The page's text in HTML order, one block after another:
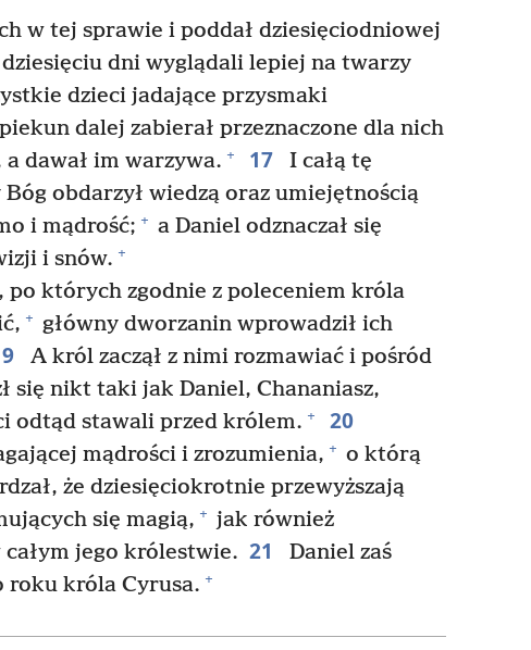
w tej sprawie i poddał dziesięciodniowej
dni wyglądali lepiej na twarzy
dzieci jadające przysmaki
dalej zabierał przeznaczone dla nich
dawał im warzywa. + 17
I całą tę
obdarzył wiedzą oraz umiejętnością
i mądrość; + a Daniel odznaczał się
i snów. +
po których zgodnie z poleceniem króla
+ główny dworzanin wprowadził ich
A król zaczął z nimi rozmawiać i pośród
się nikt taki jak Daniel, Chananiasz,
odtąd stawali przed królem. + 20
mądrości i zrozumienia, + o którą
że dziesięciokrotnie przewyższają
się magią, + jak również
jego królestwie. 21
Daniel zaś
roku króla Cyrusa. +